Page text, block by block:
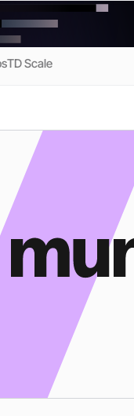
TD Scale